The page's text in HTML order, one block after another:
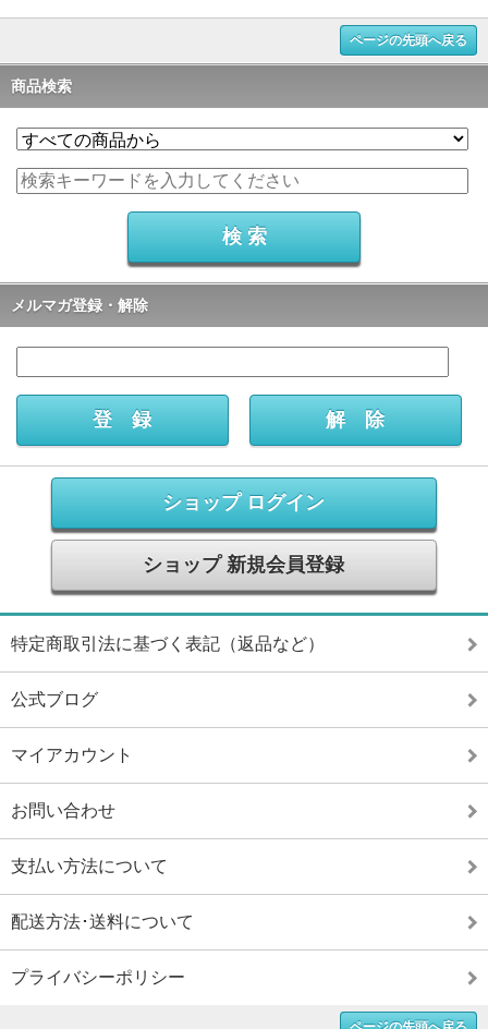
ページの先頭へ戻る
商品検索
メルマガ登録・解除
ショップ ログイン
ショップ 新規会員登録
特定商取引法に基づく表記（返品など）
公式ブログ
マイアカウント
お問い合わせ
支払い方法について
配送方法･送料について
プライバシーポリシー